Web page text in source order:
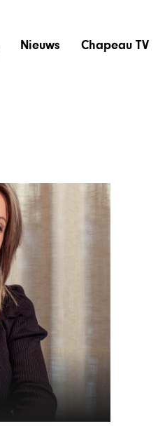
Nieuws Chapeau TV